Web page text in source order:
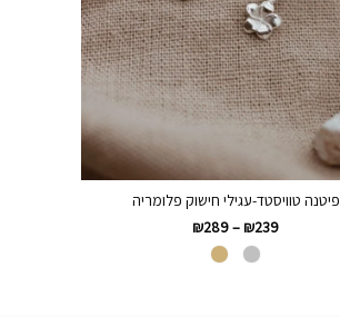
פיטנה טוויסטד-עגילי חישוק פלומריה
₪239
–
₪289